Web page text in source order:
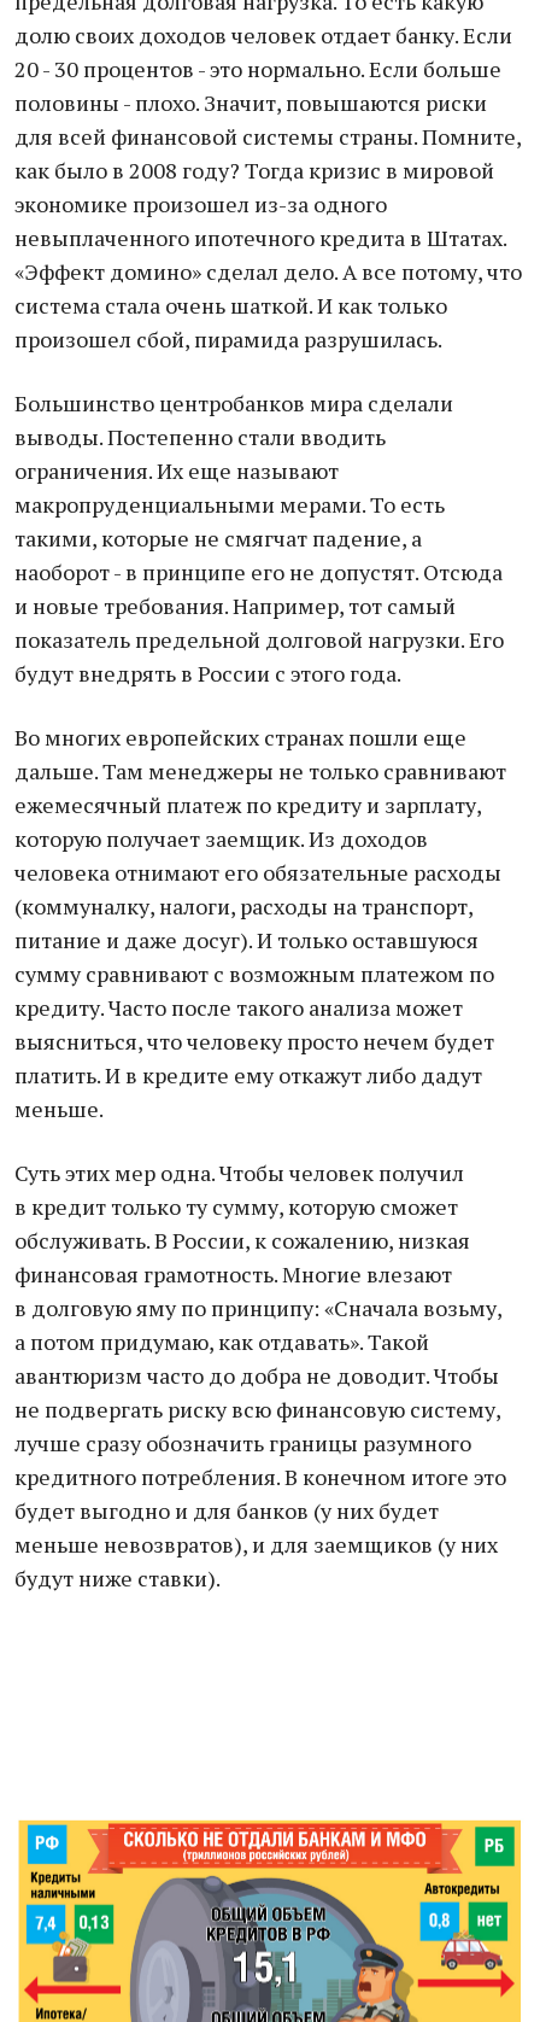
долю своих доходов человек отдает банку. Если
20 - 30 процентов - это нормально. Если больше
половины - плохо. Значит, повышаются риски
для всей финансовой системы страны. Помните,
как было в 2008 году? Тогда кризис в мировой
экономике произошел из-за одного
невыплаченного ипотечного кредита в Штатах.
«Эффект домино» сделал дело. А все потому, что
система стала очень шаткой. И как только
произошел сбой, пирамида разрушилась.
Большинство центробанков мира сделали
выводы. Постепенно стали вводить
ограничения. Их еще называют
макропруденциальными мерами. То есть
такими, которые не смягчат падение, а
наоборот - в принципе его не допустят. Отсюда
и новые требования. Например, тот самый
показатель предельной долговой нагрузки. Его
будут внедрять в России с этого года.
Во многих европейских странах пошли еще
дальше. Там менеджеры не только сравнивают
ежемесячный платеж по кредиту и зарплату,
которую получает заемщик. Из доходов
человека отнимают его обязательные расходы
(коммуналку, налоги, расходы на транспорт,
питание и даже досуг). И только оставшуюся
сумму сравнивают с возможным платежом по
кредиту. Часто после такого анализа может
выясниться, что человеку просто нечем будет
платить. И в кредите ему откажут либо дадут
меньше.
Суть этих мер одна. Чтобы человек получил
в кредит только ту сумму, которую сможет
обслуживать. В России, к сожалению, низкая
финансовая грамотность. Многие влезают
в долговую яму по принципу: «Сначала возьму,
а потом придумаю, как отдавать». Такой
авантюризм часто до добра не доводит. Чтобы
не подвергать риску всю финансовую систему,
лучше сразу обозначить границы разумного
кредитного потребления. В конечном итоге это
будет выгодно и для банков (у них будет
меньше невозвратов), и для заемщиков (у них
будут ниже ставки).